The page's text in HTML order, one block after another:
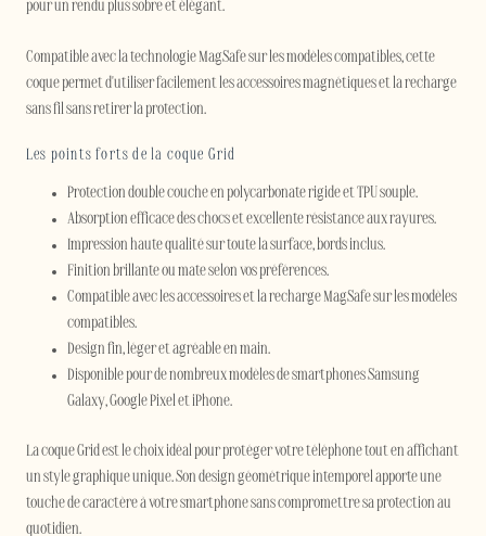
pour un rendu plus sobre et élégant.
Compatible avec la technologie MagSafe sur les modèles compatibles, cette
coque permet d'utiliser facilement les accessoires magnétiques et la recharge
sans fil sans retirer la protection.
Les points forts de la coque Grid
Protection double couche en polycarbonate rigide et TPU souple.
Absorption efficace des chocs et excellente résistance aux rayures.
Impression haute qualité sur toute la surface, bords inclus.
Finition brillante ou mate selon vos préférences.
Compatible avec les accessoires et la recharge MagSafe sur les modèles
compatibles.
Design fin, léger et agréable en main.
Disponible pour de nombreux modèles de smartphones Samsung
Galaxy, Google Pixel et iPhone.
La coque Grid est le choix idéal pour protéger votre téléphone tout en affichant
un style graphique unique. Son design géométrique intemporel apporte une
touche de caractère à votre smartphone sans compromettre sa protection au
quotidien.